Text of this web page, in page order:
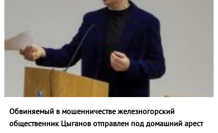
Обвиняемый в мошенничестве железногорский
общественник Цыганов отправлен под домашний арест